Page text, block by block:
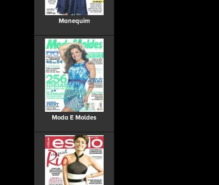
Manequim
Moda E Moldes